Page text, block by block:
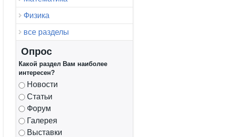
Физика
все разделы
Опрос
Какой раздел Вам наиболее
интересен?
Варианты
Новости
Статьи
Форум
Галерея
Выставки